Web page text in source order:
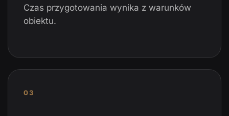
Czas przygotowania wynika z warunków
obiektu.
03